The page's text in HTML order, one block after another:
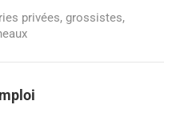
privées, grossistes,